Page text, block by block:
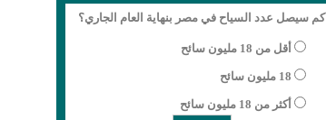
كم سيصل عدد السياح في مصر بنهاية العام الجاري؟
أقل من 18 مليون سائح
18 مليون سائح
أكثر من 18 مليون سائح